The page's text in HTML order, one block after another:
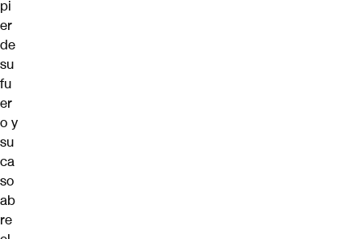
pi
er
de
su
fu
er
o y
su
ca
so
ab
re